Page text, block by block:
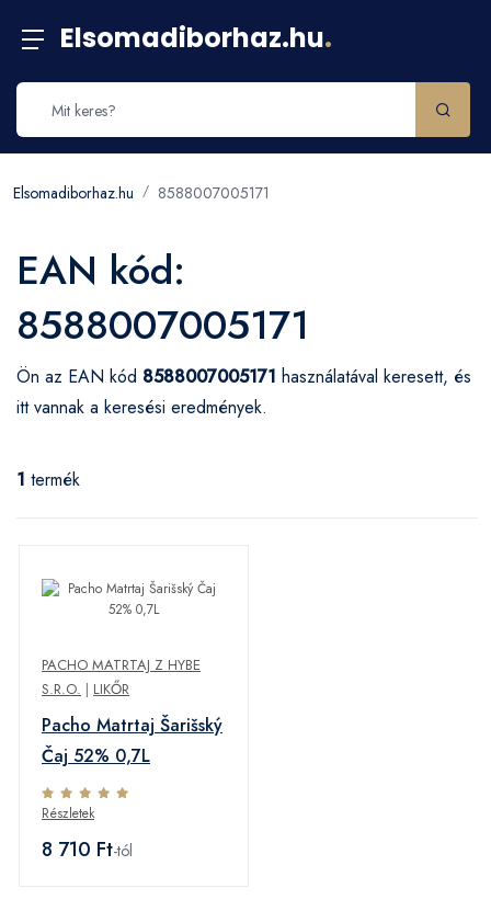
Elsomadiborhaz.hu.
Elsomadiborhaz.hu 8588007005171
EAN kód:
8588007005171
Ön az EAN kód 8588007005171 használatával keresett, és
itt vannak a keresési eredmények.
1 termék
PACHO MATRTAJ Z HYBE
S.R.O. | LIKŐR
Pacho Matrtaj Šarišský
Čaj 52% 0,7L
Részletek
8 710 Ft-tól